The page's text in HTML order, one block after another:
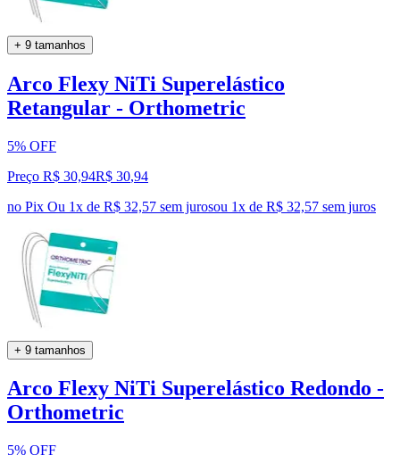
+ 9 tamanhos
Arco Flexy NiTi Superelástico
Retangular - Orthometric
5% OFF
Preço R$ 30,94R$ 30,94
no Pix Ou 1x de R$ 32,57 sem jurosou 1x de R$ 32,57 sem juros
+ 9 tamanhos
Arco Flexy NiTi Superelástico Redondo -
Orthometric
5% OFF